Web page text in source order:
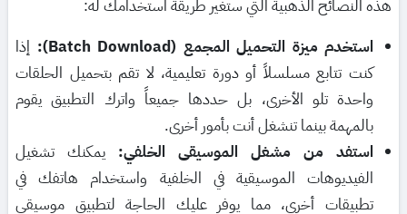
هذه النصائح الذهبية التي ستغير طريقة استخدامك له:
استخدم ميزة التحميل المجمع (Batch Download):
إذا
كنت تتابع مسلسلاً أو دورة تعليمية، لا تقم بتحميل الحلقات
واحدة تلو الأخرى، بل حددها جميعاً واترك التطبيق يقوم
بالمهمة بينما تنشغل أنت بأمور أخرى.
استفد من مشغل الموسيقى الخلفي: يمكنك تشغيل
الفيديوهات الموسيقية في الخلفية واستخدام هاتفك في
تطبيقات أخرى، مما يوفر عليك الحاجة لتطبيق موسيقى